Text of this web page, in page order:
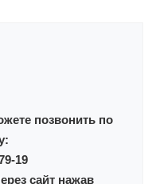
позвонить по
19
сайт нажав